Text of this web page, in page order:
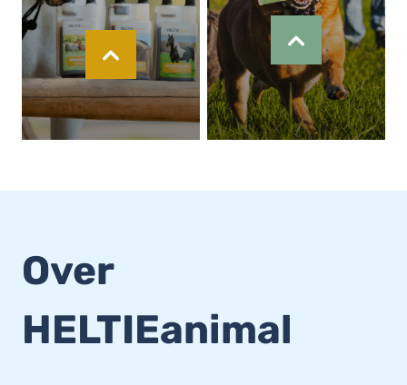
Over
HELTIEanimal